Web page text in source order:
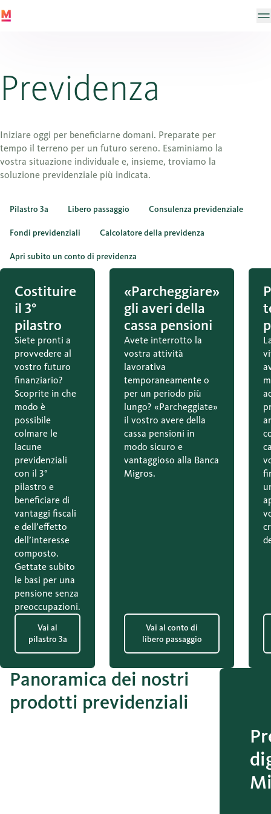
Previdenza
Iniziare oggi per beneficiarne domani. Preparate per
tempo il terreno per un futuro sereno. Esaminiamo la
vostra situazione individuale e, insieme, troviamo la
soluzione previdenziale più indicata.
Pilastro 3a Libero passaggio Consulenza previdenziale
Fondi previdenziali Calcolatore della previdenza
Apri subito un conto di previdenza
Costituire
il 3°
pilastro
Siete pronti a
provvedere al
vostro futuro
finanziario?
Scoprite in che
modo è
possibile
colmare le
lacune
previdenziali
con il 3°
pilastro e
beneficiare di
vantaggi fiscali
e dell’effetto
dell’interesse
composto.
Gettate subito
le basi per una
pensione senza
preoccupazioni.
Vai al
pilastro 3a
«Parcheggiare»
gli averi della
cassa pensioni
Avete interrotto la
vostra attività
lavorativa
temporaneamente o
per un periodo più
lungo? «Parcheggiate»
il vostro avere della
cassa pensioni in
modo sicuro e
vantaggioso alla Banca
Migros.
Vai al conto di
libero passaggio
Panoramica dei nostri
prodotti previdenziali